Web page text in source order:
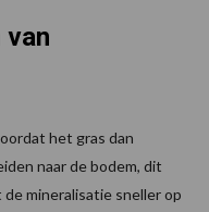
van
het gras dan
naar de bodem, dit
mineralisatie sneller op